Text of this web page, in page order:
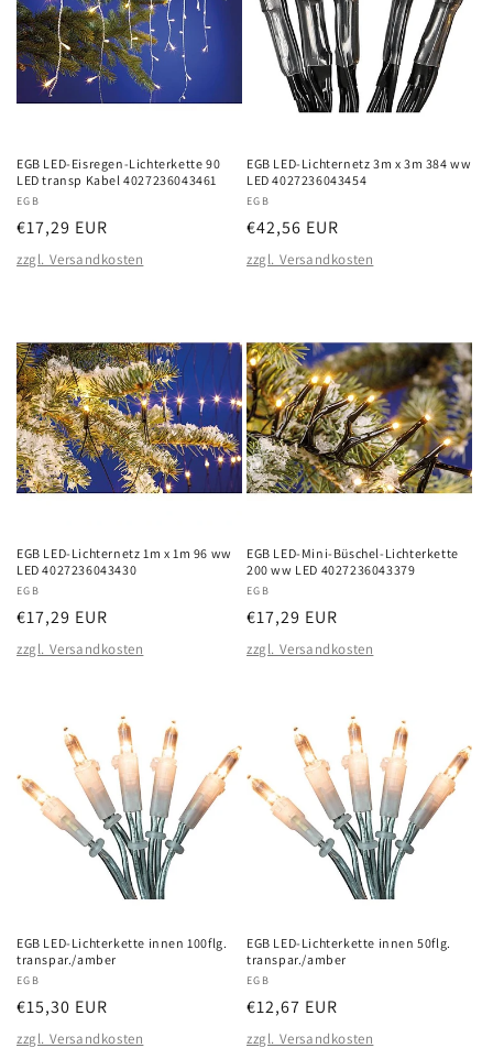
EGB LED-Eisregen-Lichterkette 90
LED transp Kabel 4027236043461
Anbieter:
EGB
Normaler
Preis
€17,29 EUR
zzgl. Versandkosten
EGB LED-Lichternetz 3m x 3m 384 ww
LED 4027236043454
Anbieter:
EGB
Normaler
Preis
€42,56 EUR
zzgl. Versandkosten
EGB LED-Lichternetz 1m x 1m 96 ww
LED 4027236043430
Anbieter:
EGB
Normaler
Preis
€17,29 EUR
zzgl. Versandkosten
EGB LED-Mini-Büschel-Lichterkette
200 ww LED 4027236043379
Anbieter:
EGB
Normaler
Preis
€17,29 EUR
zzgl. Versandkosten
EGB LED-Lichterkette innen 100flg.
transpar./amber
Anbieter:
EGB
Normaler
Preis
€15,30 EUR
zzgl. Versandkosten
EGB LED-Lichterkette innen 50flg.
transpar./amber
Anbieter:
EGB
Normaler
Preis
€12,67 EUR
zzgl. Versandkosten